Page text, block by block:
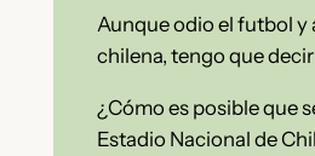
Aunque odio el futbol y
chilena, tengo que
¿Cómo es posible que
Estadio Nacional de